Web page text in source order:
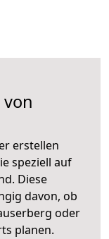
erstellen
speziell auf
Diese
davon, ob
oder
planen.